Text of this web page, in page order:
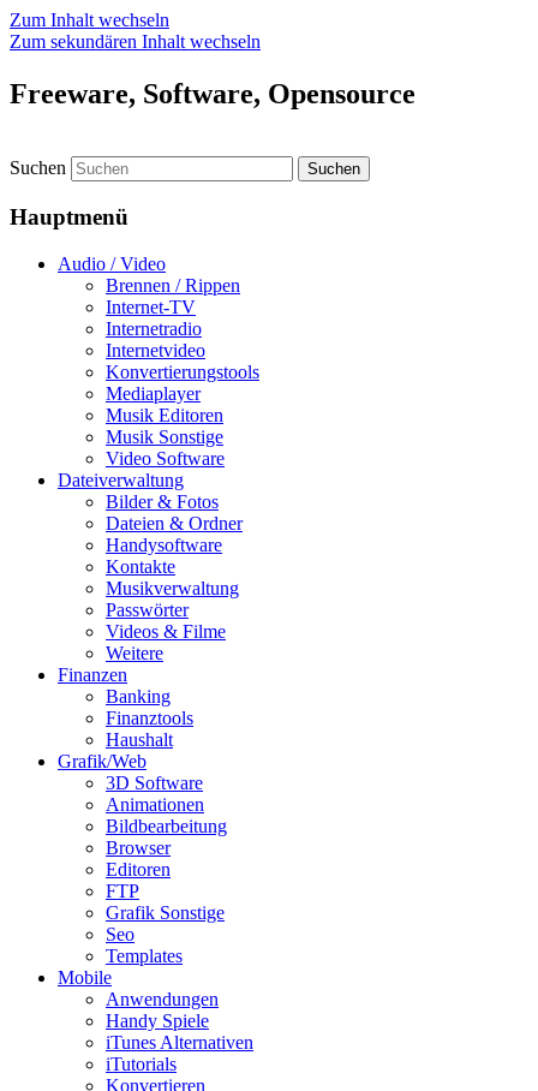
Zum Inhalt wechseln
Zum sekundären Inhalt wechseln
Freeware, Software, Opensource
Suchen
Hauptmenü
Audio / Video
Brennen / Rippen
Internet-TV
Internetradio
Internetvideo
Konvertierungstools
Mediaplayer
Musik Editoren
Musik Sonstige
Video Software
Dateiverwaltung
Bilder & Fotos
Dateien & Ordner
Handysoftware
Kontakte
Musikverwaltung
Passwörter
Videos & Filme
Weitere
Finanzen
Banking
Finanztools
Haushalt
Grafik/Web
3D Software
Animationen
Bildbearbeitung
Browser
Editoren
FTP
Grafik Sonstige
Seo
Templates
Mobile
Anwendungen
Handy Spiele
iTunes Alternativen
iTutorials
Konvertieren